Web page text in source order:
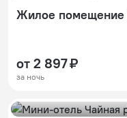
Жилое помещение
от 2 897 ₽
за ночь